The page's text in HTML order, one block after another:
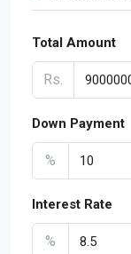
Total Amount
Rs.
Down Payment
%
Interest Rate
%